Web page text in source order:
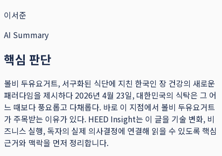
이서준
AI Summary
핵심 판단
볼비 두유요거트, 서구화된 식단에 지친 한국인 장 건강의 새로운
패러다임을 제시하다 2026년 4월 23일, 대한민국의 식탁은 그 어
느 때보다 풍요롭고 다채롭다. 바로 이 지점에서 볼비 두유요거트
가 주목받는 이유가 있다. HEED Insight는 이 글을 기술 변화, 비
즈니스 실행, 독자의 실제 의사결정에 연결해 읽을 수 있도록 핵심
근거와 맥락을 먼저 정리합니다.